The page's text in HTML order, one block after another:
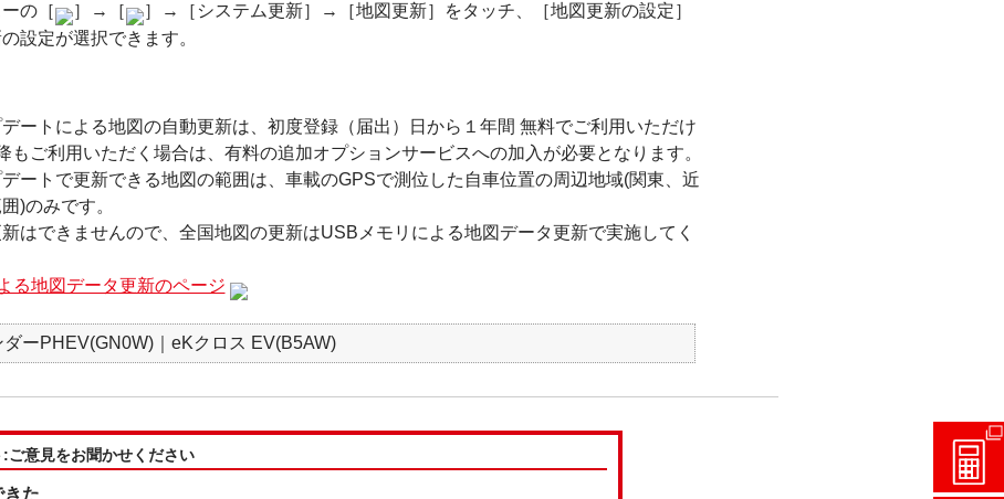
の［
］→［
］→［システム更新］→［地図更新］をタッチ、［地図更新の設定］
設定が選択できます。
ートによる地図の自動更新は、初度登録（届出）日から１年間 無料でご利用いただけ
もご利用いただく場合は、有料の追加オプションサービスへの加入が必要となります。
ートで更新できる地図の範囲は、車載のGPSで測位した自車位置の周辺地域(関東、近
)のみです。
はできませんので、全国地図の更新はUSBメモリによる地図データ更新で実施してく
る地図データ更新のページ
ダーPHEV(GN0W)｜eKクロス EV(B5AW)
:ご意見をお聞かせください
きた